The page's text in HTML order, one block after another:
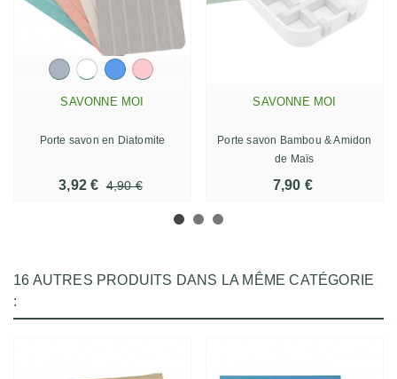
SAVONNE MOI
Porte savon en Diatomite
3,92 € 4,90 €
SAVONNE MOI
Porte savon Bambou & Amidon
de Maïs
7,90 €
16 AUTRES PRODUITS DANS LA MÊME CATÉGORIE
: